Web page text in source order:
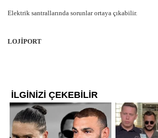
Elektrik santrallarında sorunlar ortaya çıkabilir.
LOJİPORT